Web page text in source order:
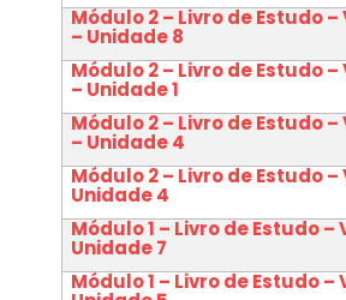
Módulo 2 – Livro de Estudo –
– Unidade 8
Módulo 2 – Livro de Estudo –
– Unidade 1
Módulo 2 – Livro de Estudo –
– Unidade 4
Módulo 2 – Livro de Estudo –
Unidade 4
Módulo 1 – Livro de Estudo –
Unidade 7
Módulo 1 – Livro de Estudo –